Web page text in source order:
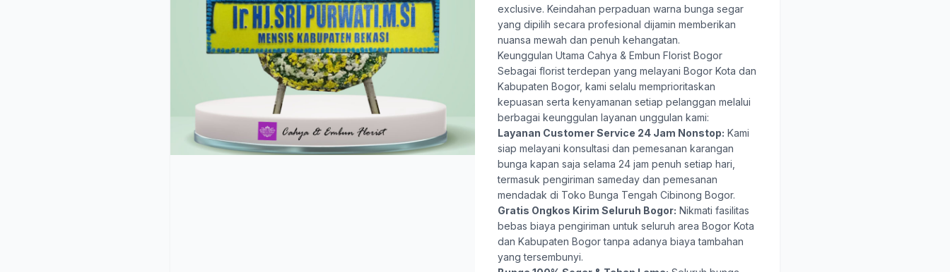
exclusive. Keindahan perpaduan warna bunga segar
yang dipilih secara profesional dijamin memberikan
nuansa mewah dan penuh kehangatan.
Keunggulan Utama Cahya & Embun Florist Bogor
Sebagai florist terdepan yang melayani Bogor Kota dan
Kabupaten Bogor, kami selalu memprioritaskan
kepuasan serta kenyamanan setiap pelanggan melalui
berbagai keunggulan layanan unggulan kami:
Layanan Customer Service 24 Jam Nonstop: Kami
siap melayani konsultasi dan pemesanan karangan
bunga kapan saja selama 24 jam penuh setiap hari,
termasuk pengiriman sameday dan pemesanan
mendadak di Toko Bunga Tengah Cibinong Bogor.
Gratis Ongkos Kirim Seluruh Bogor: Nikmati fasilitas
bebas biaya pengiriman untuk seluruh area Bogor Kota
dan Kabupaten Bogor tanpa adanya biaya tambahan
yang tersembunyi.